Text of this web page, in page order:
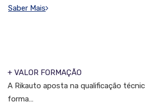
Saber Mais
+ VALOR FORMAÇÃO
A Rikauto aposta na qualificação
forma…